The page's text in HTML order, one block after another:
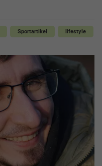
Sportartikel lifestyle